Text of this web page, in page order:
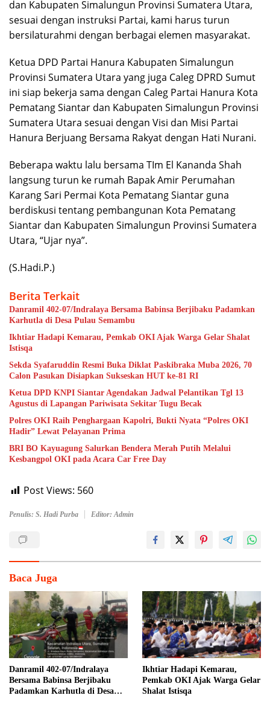
dan Kabupaten Simalungun Provinsi Sumatera Utara,
sesuai dengan instruksi Partai, kami harus turun
bersilaturahmi dengan berbagai elemen masyarakat.
Ketua DPD Partai Hanura Kabupaten Simalungun
Provinsi Sumatera Utara yang juga Caleg DPRD Sumut
ini siap bekerja sama dengan Caleg Partai Hanura Kota
Pematang Siantar dan Kabupaten Simalungun Provinsi
Sumatera Utara sesuai dengan Visi dan Misi Partai
Hanura Berjuang Bersama Rakyat dengan Hati Nurani.
Beberapa waktu lalu bersama TIm El Kananda Shah
langsung turun ke rumah Bapak Amir Perumahan
Karang Sari Permai Kota Pematang Siantar guna
berdiskusi tentang pembangunan Kota Pematang
Siantar dan Kabupaten Simalungun Provinsi Sumatera
Utara, “Ujar nya”.
(S.Hadi.P.)
Berita Terkait
Danramil 402-07/Indralaya Bersama Babinsa Berjibaku Padamkan
Karhutla di Desa Pulau Semambu
Ikhtiar Hadapi Kemarau, Pemkab OKI Ajak Warga Gelar Shalat
Istisqa
Sekda Syafaruddin Resmi Buka Diklat Paskibraka Muba 2026, 70
Calon Pasukan Disiapkan Sukseskan HUT ke-81 RI
Ketua DPD KNPI Siantar Agendakan Jadwal Pelantikan Tgl 13
Agustus di Lapangan Pariwisata Sekitar Tugu Becak
Polres OKI Raih Penghargaan Kapolri, Bukti Nyata “Polres OKI
Hadir” Lewat Pelayanan Prima
BRI BO Kayuagung Salurkan Bendera Merah Putih Melalui
Kesbangpol OKI pada Acara Car Free Day
Post Views: 560
Penulis: S. Hadi Purba Editor: Admin
Baca Juga
Danramil 402-07/Indralaya
Bersama Babinsa Berjibaku
Padamkan Karhutla di Desa
Ikhtiar Hadapi Kemarau,
Pemkab OKI Ajak Warga Gelar
Shalat Istisqa